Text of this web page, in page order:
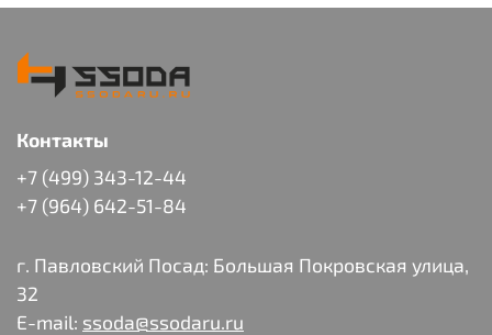
Контакты
+7 (499) 343-12-44
+7 (964) 642-51-84
г. Павловский Посад: Большая Покровская улица,
32
E-mail: ssoda@ssodaru.ru